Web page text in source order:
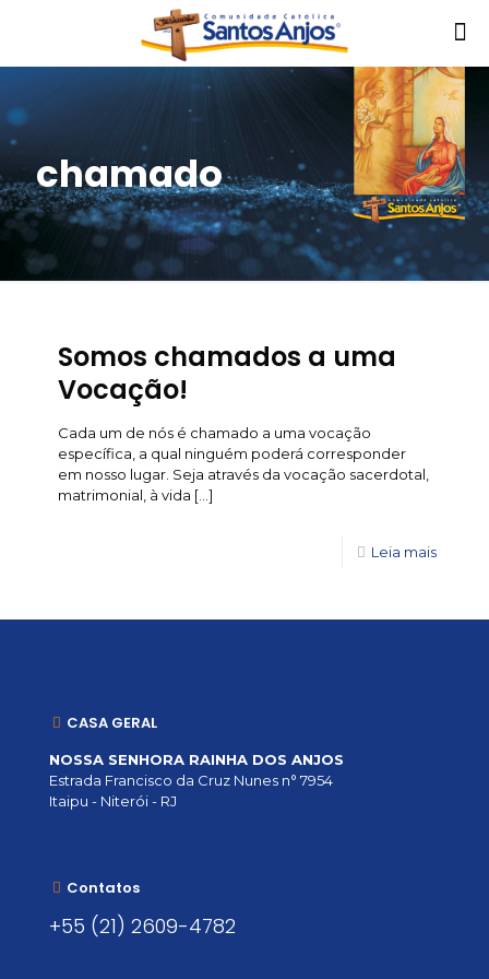
chamado
Somos chamados a uma
Vocação!
Cada um de nós é chamado a uma vocação
específica, a qual ninguém poderá corresponder
em nosso lugar. Seja através da vocação sacerdotal,
matrimonial, à vida […]
Leia mais
CASA GERAL
NOSSA SENHORA RAINHA DOS ANJOS
Estrada Francisco da Cruz Nunes n° 7954
Itaipu - Niterói - RJ
Contatos
+55 (21) 2609-4782